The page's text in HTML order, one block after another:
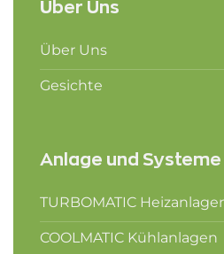
Über Uns
Über Uns
Gesichte
Anlage und Systeme
TURBOMATIC
COOLMATIC Kühlanlagen